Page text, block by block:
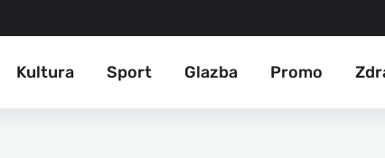
Kultura Sport Glazba Promo